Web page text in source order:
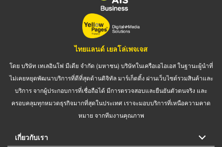
ไทยแลนด์ เยลโล่เพจเจส
โดย บริษัท เทเลอินโฟ มีเดีย จำกัด (มหาชน) บริษัทในเครือเอไอเอส ในฐานะผู้นำที่
ไม่เคยหยุดพัฒนาบริการที่ดีที่สุดด้านดิจิทัล มาร์เก็ตติ้ง ผ่านเว็บไซต์รวมสินค้าและ
บริการ จากผู้ประกอบการที่เชื่อถือได้ มีการตรวจสอบและยืนยันตัวตนจริง และ
ครอบคลุมทุกหมวดธุรกิจมากที่สุดในประเทศ เราจะมอบบริการที่เหนือความคาด
หมาย จากทีมงานคุณภาพ
เกี่ยวกับเรา